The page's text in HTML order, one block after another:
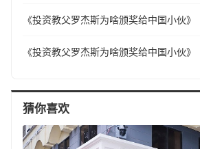
《投资教父罗杰斯为啥颁奖给中国小伙》
《投资教父罗杰斯为啥颁奖给中国小伙》
猜你喜欢